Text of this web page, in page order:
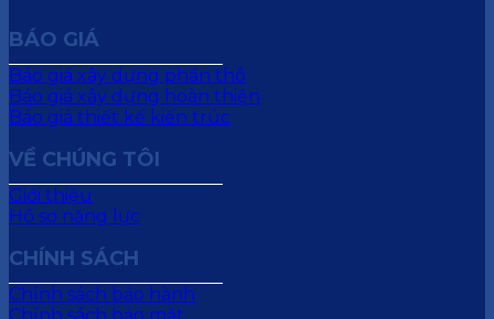
BÁO GIÁ
Báo giá xây dựng phần thô
Báo giá xây dựng hoàn thiện
Báo giá thiết kế kiến trúc
VỀ CHÚNG TÔI
Giới thiệu
Hồ sơ năng lực
CHÍNH SÁCH
Chính sách bảo hành